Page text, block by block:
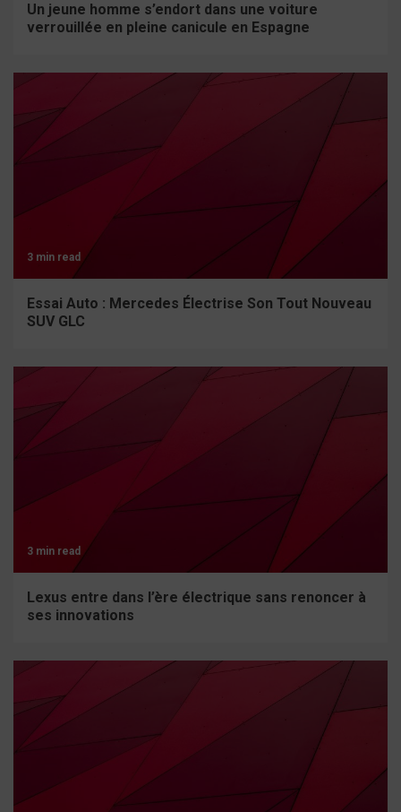
Un jeune homme s’endort dans une voiture
verrouillée en pleine canicule en Espagne
3 min read
Essai Auto : Mercedes Électrise Son Tout Nouveau
SUV GLC
3 min read
Lexus entre dans l’ère électrique sans renoncer à
ses innovations